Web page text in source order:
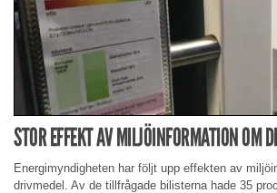
STOR EFFEKT AV MILJÖINFORMATION OM
Energimyndigheten har följt upp effekten av
drivmedel. Av de tillfrågade bilisterna hade 35